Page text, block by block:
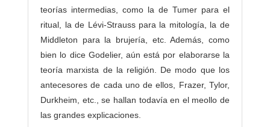
teorías intermedias, como la de Tumer para el
ritual, la de Lévi-Strauss para la mitología, la de
Middleton para la brujería, etc. Además, como
bien lo dice Godelier, aún está por elaborarse la
teoría marxista de la religión. De modo que los
antecesores de cada uno de ellos, Frazer, Tylor,
Durkheim, etc., se hallan todavía en el meollo de
las grandes explicaciones.